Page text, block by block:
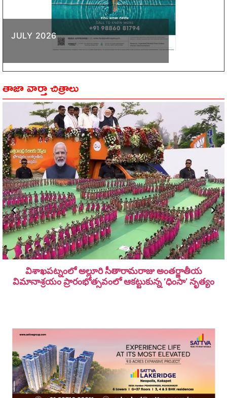
JULY 2026
తాజా వార్తా చిత్రాలు
విశాఖపట్నంలో అల్లూరి సీతారామ‌రాజు అంత‌ర్జాతీయ
విమానాశ్ర‌యం ప్రారంభోత్సవంలో ఆకట్టుకున్న ‘ధింసా’ నృత్యం